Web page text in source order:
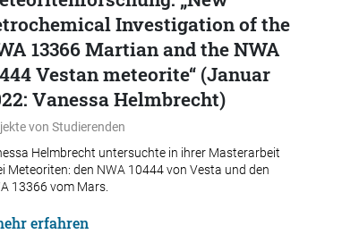
Investigation of the
13366 Martian and the NWA
Vestan meteorite“ (Januar
Vanessa Helmbrecht)
von Studierenden
Helmbrecht untersuchte in ihrer Masterarbeit
Meteoriten: den NWA 10444 von Vesta und den
13366 vom Mars.
erfahren